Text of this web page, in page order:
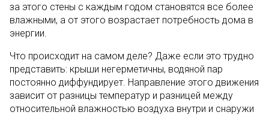
за этого стены с каждым годом становятся все более
влажными, а от этого возрастает потребность дома в
энергии.
Что происходит на самом деле? Даже если это трудно
представить: крыши негерметичны, водяной пар
постоянно диффундирует. Направление этого движения
зависит от разницы температур и разницей между
относительной влажностью воздуха внутри и снаружи